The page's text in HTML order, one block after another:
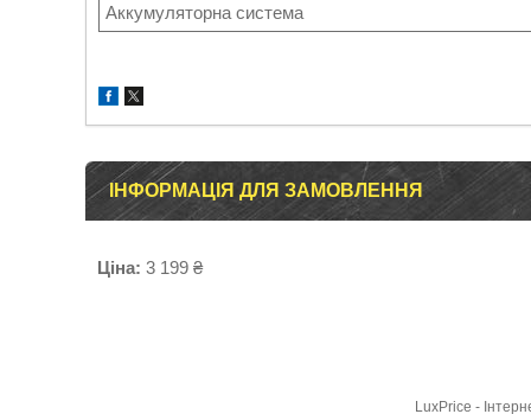
Аккумуляторна система
ІНФОРМАЦІЯ ДЛЯ ЗАМОВЛЕННЯ
Ціна: 3 199 ₴